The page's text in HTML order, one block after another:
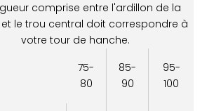
comprise entre l'ardillon de la
le trou central doit correspondre à
votre tour de hanche.
75-
80
85-
90
95-
100